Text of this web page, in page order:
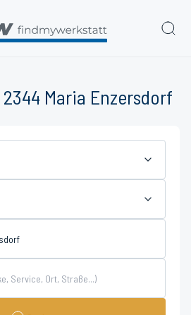
Maria Enzersdorf